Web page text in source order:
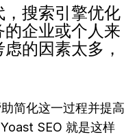
，搜索引擎优化
的企业或个人来
的因素太多，
简化这一过程并提高
SEO 就是这样